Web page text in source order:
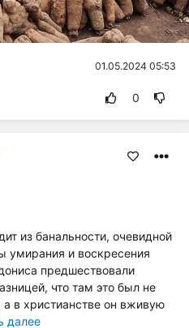
01.05.2024 05:53
0
из банальности, очевидной
умирания и воскресения
предшествовали
что там это был не
в христианстве он вживую
далее